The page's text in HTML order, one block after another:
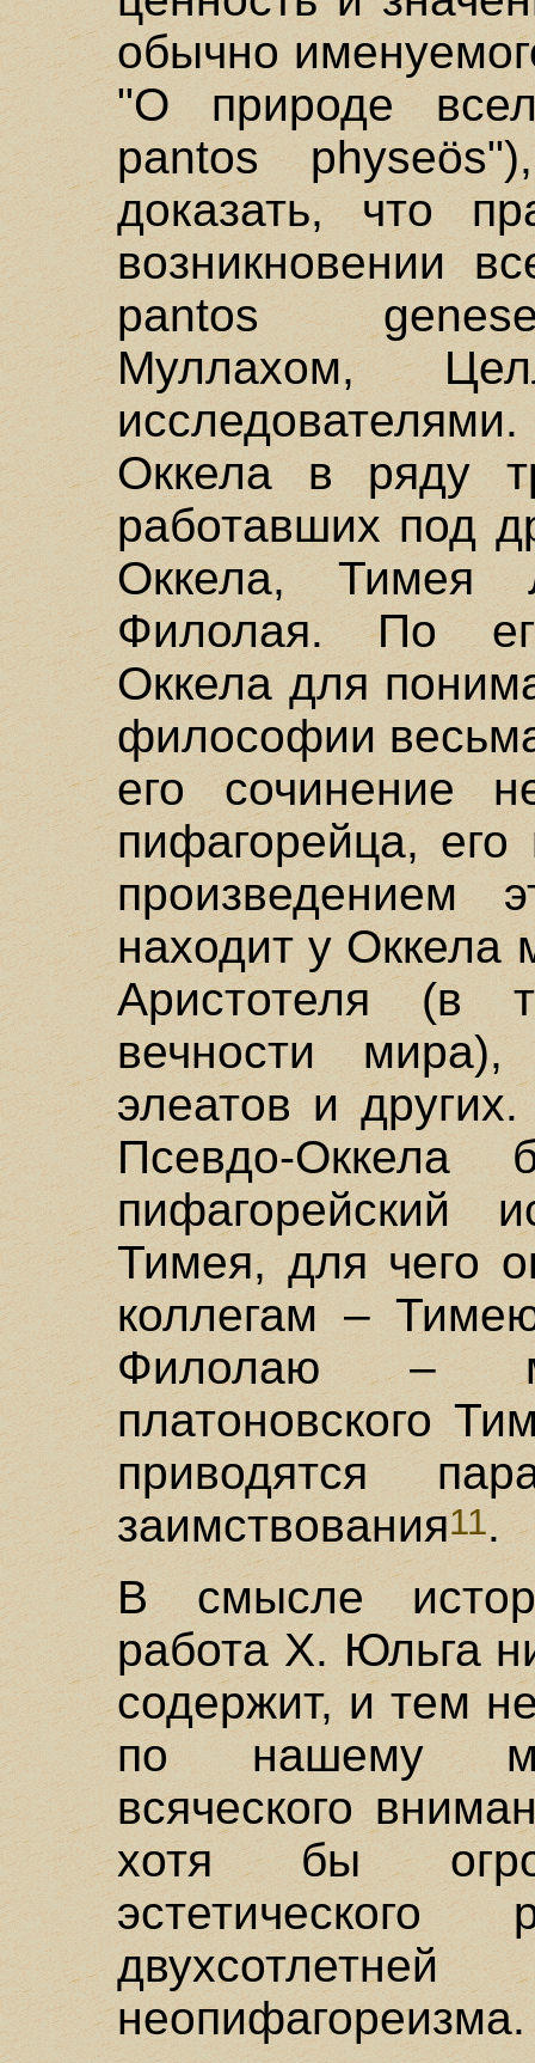
обычно
"О природе
pantos
доказать, что
возникновении
pantos
Муллахом,
Оккела в ряду
работавших под
Оккела, Тимея
Филолая. По
Оккела для
философии
его сочинение
пифагорейца,
находит у Оккела
Аристотеля (в
вечности
элеатов и
Псевдо-Оккела
пифагорейский
Тимея, для чего
коллегам –
Филолаю –
платоновского
приводятся
заимствования11.
В смысле
работа X. Юльга
содержит, и тем
по нашему
всяческого
хотя бы
неопифагореизма.